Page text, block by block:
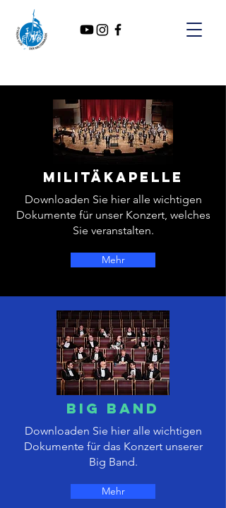
Militäkapelle
Downloaden Sie hier alle wichtigen
Dokumente für unser Konzert, welches
Sie veranstalten.
Mehr
Big Band
Downloaden Sie hier alle wichtigen
Dokumente für das Konzert unserer
Big Band.
Mehr